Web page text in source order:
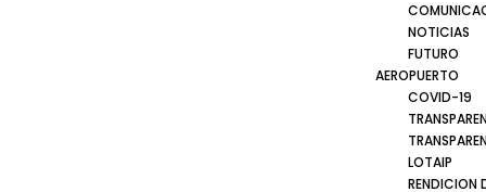
NOTICIAS
FUTURO
AEROPUERTO
COVID-19
LOTAIP
RENDICION